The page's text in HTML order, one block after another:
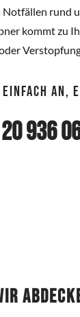
Notfällen rund
kommt zu
AN,
936